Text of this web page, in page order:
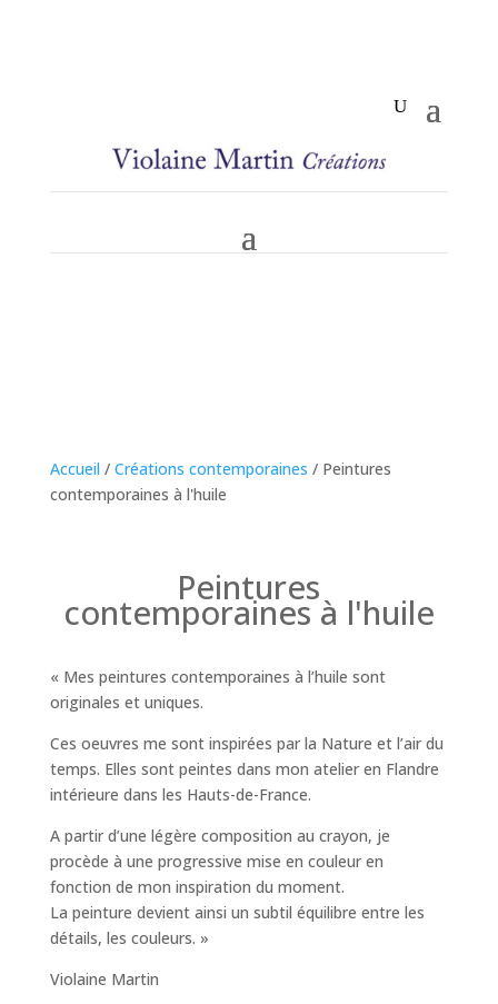
Accueil / Créations contemporaines / Peintures
contemporaines à l'huile
Peintures
contemporaines à l'huile
« Mes peintures contemporaines à l’huile sont
originales et uniques.
Ces oeuvres me sont inspirées par la Nature et l’air du
temps. Elles sont peintes dans mon atelier en Flandre
intérieure dans les Hauts-de-France.
A partir d’une légère composition au crayon, je
procède à une progressive mise en couleur en
fonction de mon inspiration du moment.
La peinture devient ainsi un subtil équilibre entre les
détails, les couleurs. »
Violaine Martin